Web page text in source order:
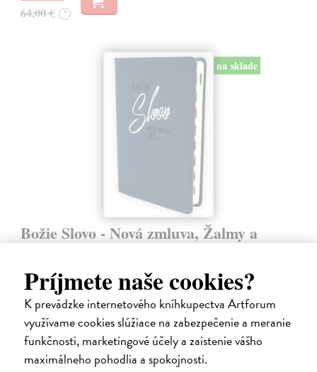
Príjmete naše cookies?
K prevádzke internetového kníhkupectva Artforum
využívame cookies slúžiace na zabezpečenie a meranie
funkčnosti, marketingové účely a zaistenie vášho
maximálneho pohodlia a spokojnosti.
64,00 € ?
na sklade
Božie Slovo - Nová zmluva, Žalmy a
Príslovia 2025 - modrá
V publikácii je použitý text Božieho slova: Slovenský ekumenický
preklad, 4. opravené vydanie. NIHIL OBSTAT: Mons.
Na sklade
24,25 €
25,00 € ?